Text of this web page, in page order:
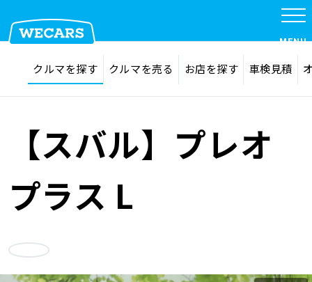
在庫検索 サイト内検索
MENU
クルマを探す
クルマを売る
お店を探す
車検見積
クルマを探す クルマを売る お店を探す 車検見積
【スバル】プレオ
プラス L
お気に入り